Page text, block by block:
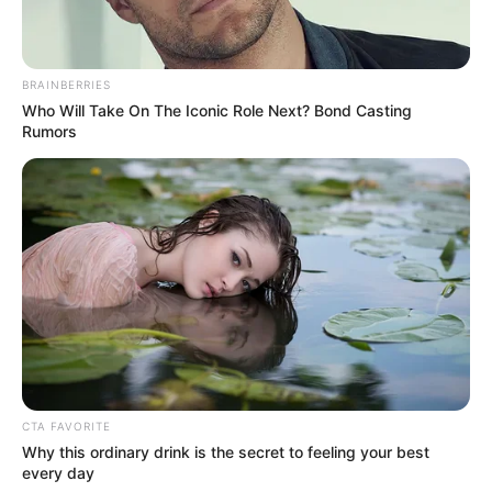
ALERTA BOGOTÁ EN GOOGLE NEWS
TEMAS RELACIONADOS
ALCALDÍA DE CÚCUTA
CÚCUTA
QUEMADOS CON PÓLVORA EN NORTE DE SANTANDER
PÓLVORA
MANTÉNGASE EN ALERTA
Tenemos todas las noticias que le
interesan. Para estar bien informado, por
favor, active las notificaciones de Alerta.
ACTIVAR AHORA
BRAINBERRIES
Who Will Take On The Iconic Role Next? Bond Casting
Rumors
CTA FAVORITE
Why this ordinary drink is the secret to feeling your best
every day